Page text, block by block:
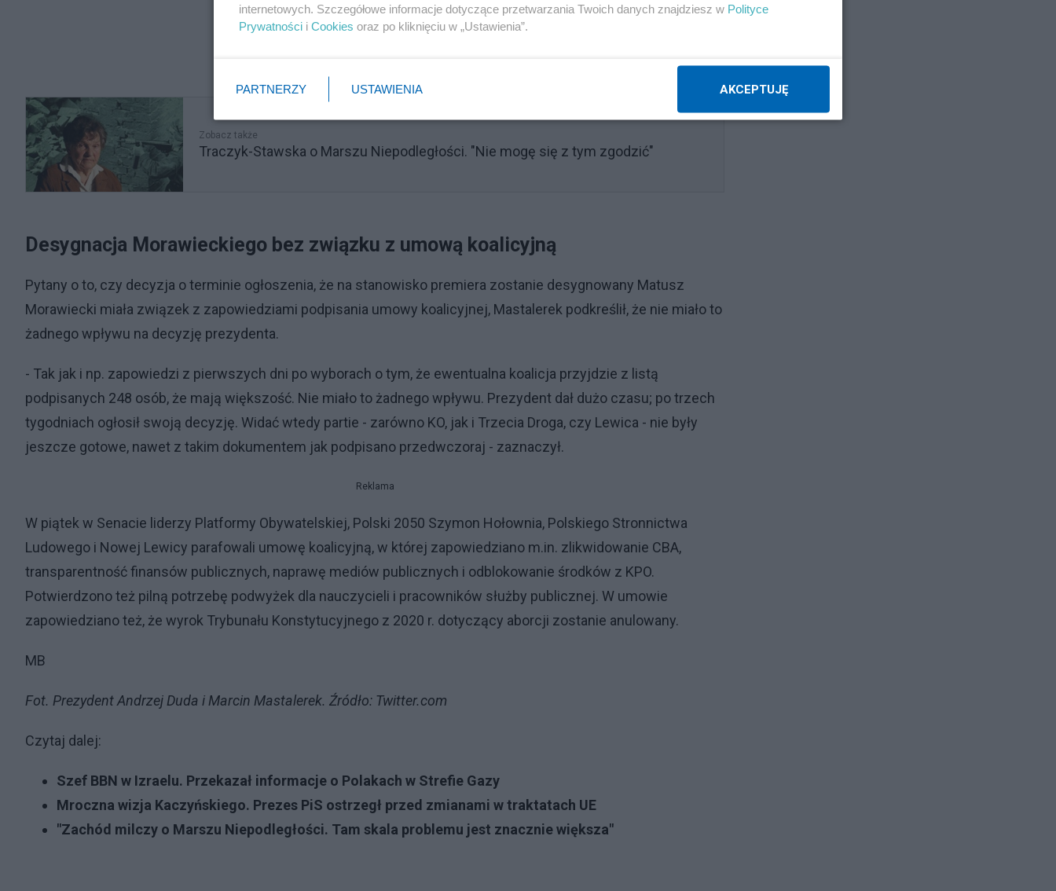
Zobacz także
Traczyk-Stawska o Marszu Niepodległości. "Nie mogę się z tym zgodzić"
Desygnacja Morawieckiego bez związku z umową koalicyjną
Pytany o to, czy decyzja o terminie ogłoszenia, że na stanowisko premiera zostanie desygnowany Matusz
Morawiecki miała związek z zapowiedziami podpisania umowy koalicyjnej, Mastalerek podkreślił, że nie miało to
żadnego wpływu na decyzję prezydenta.
- Tak jak i np. zapowiedzi z pierwszych dni po wyborach o tym, że ewentualna koalicja przyjdzie z listą
podpisanych 248 osób, że mają większość. Nie miało to żadnego wpływu. Prezydent dał dużo czasu; po trzech
tygodniach ogłosił swoją decyzję. Widać wtedy partie - zarówno KO, jak i Trzecia Droga, czy Lewica - nie były
jeszcze gotowe, nawet z takim dokumentem jak podpisano przedwczoraj - zaznaczył.
Reklama
W piątek w Senacie liderzy Platformy Obywatelskiej, Polski 2050 Szymon Hołownia, Polskiego Stronnictwa
Ludowego i Nowej Lewicy parafowali umowę koalicyjną, w której zapowiedziano m.in. zlikwidowanie CBA,
transparentność finansów publicznych, naprawę mediów publicznych i odblokowanie środków z KPO.
Potwierdzono też pilną potrzebę podwyżek dla nauczycieli i pracowników służby publicznej. W umowie
zapowiedziano też, że wyrok Trybunału Konstytucyjnego z 2020 r. dotyczący aborcji zostanie anulowany.
MB
Fot. Prezydent Andrzej Duda i Marcin Mastalerek. Źródło: Twitter.com
Czytaj dalej:
Szef BBN w Izraelu. Przekazał informacje o Polakach w Strefie Gazy
Mroczna wizja Kaczyńskiego. Prezes PiS ostrzegł przed zmianami w traktatach UE
"Zachód milczy o Marszu Niepodległości. Tam skala problemu jest znacznie większa"
internetowych. Szczegółowe informacje dotyczące przetwarzania Twoich danych znajdziesz w Polityce
Prywatności i Cookies oraz po kliknięciu w „Ustawienia”.
PARTNERZY USTAWIENIA AKCEPTUJĘ